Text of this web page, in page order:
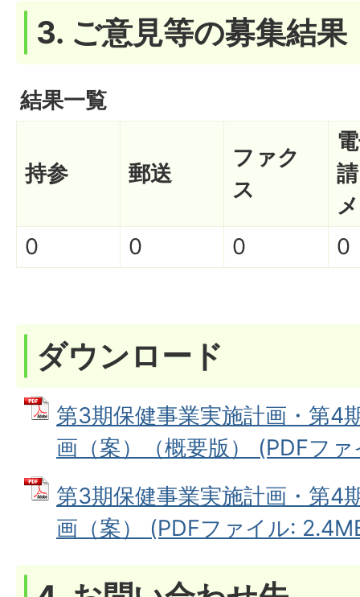
3. ご意見等の募集結果
結果一覧
持参 郵送
ファク
ス
0
0 0 0
ダウンロード
第3期保健事業実施計画・第4
画（案）（概要版） (PDFフ
第3期保健事業実施計画・第4
画（案） (PDFファイル: